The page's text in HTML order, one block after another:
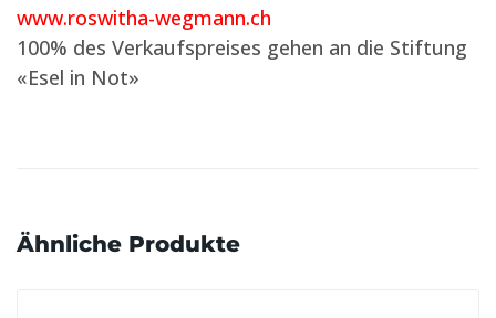
www.roswitha-wegmann.ch
100% des Verkaufspreises gehen an die Stiftung
«Esel in Not»
Ähnliche Produkte